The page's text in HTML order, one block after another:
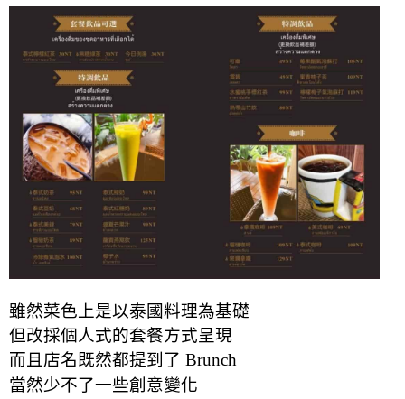
雖然菜色上是以泰國料理為基礎
但改採個人式的套餐方式呈現
而且店名既然都提到了 Brunch
當然少不了一些創意變化